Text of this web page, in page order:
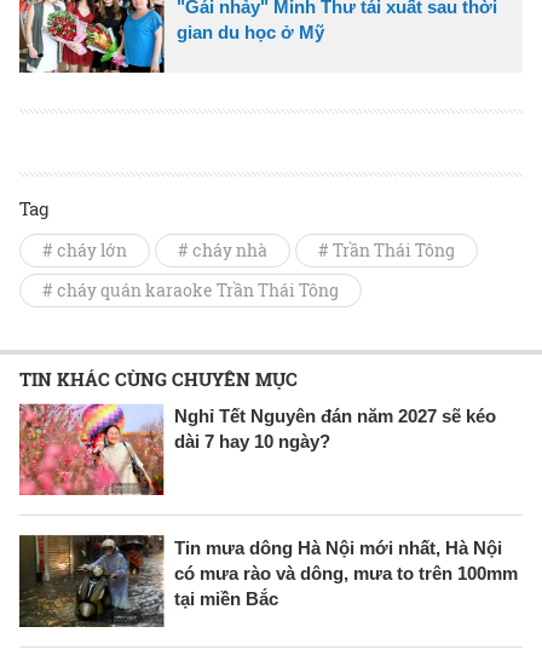
"Gái nhảy" Minh Thư tái xuất sau thời
gian du học ở Mỹ
Tag
# cháy lớn # cháy nhà
# Trần Thái Tông
# cháy quán karaoke Trần Thái Tông
TIN KHÁC CÙNG CHUYÊN MỤC
Nghỉ Tết Nguyên đán năm 2027 sẽ kéo
dài 7 hay 10 ngày?
Tin mưa dông Hà Nội mới nhất, Hà Nội
có mưa rào và dông, mưa to trên 100mm
tại miền Bắc